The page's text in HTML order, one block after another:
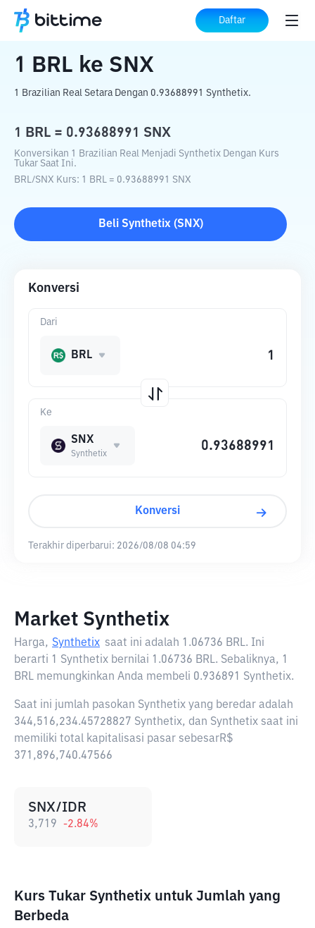
Daftar
Beranda Konverter Kripto ke SNX
1 BRL ke SNX
1 Brazilian Real Setara Dengan 0.93688991 Synthetix.
1 BRL = 0.93688991 SNX
Konversikan 1 Brazilian Real Menjadi Synthetix Dengan Kurs
Tukar Saat Ini.
BRL/SNX Kurs: 1 BRL = 0.93688991 SNX
Beli Synthetix(SNX)
Konversi
Ke
SNX
Synthetix
Dari
BRL
Konversi
Terakhir diperbarui: 2026/08/08 04:59
Market Synthetix
Harga, Synthetix saat ini adalah 1.06736 BRL. Ini
berarti 1 Synthetix bernilai 1.06736 BRL. Sebaliknya, 1
BRL memungkinkan Anda membeli 0.936891 Synthetix.
Saat ini jumlah pasokan Synthetix yang beredar adalah
344,516,234.45728827 Synthetix, dan Synthetix saat ini
memiliki total kapitalisasi pasar sebesarR$
371,896,740.47566
SNX/IDR
3,719 -2.84%
Kurs Tukar Synthetix untuk Jumlah yang
Berbeda